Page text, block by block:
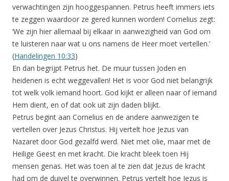
verwachtingen zijn hooggespannen. Petrus heeft immers iets
te zeggen waardoor ze gered kunnen worden! Cornelius zegt:
‘We zijn hier allemaal bij elkaar in aanwezigheid van God om
te luisteren naar wat u ons namens de Heer moet vertellen.’
(Handelingen 10:33)
En dan begrijpt Petrus het. De muur tussen Joden en
heidenen is echt weggevallen! Het is voor God niet belangrijk
tot welk volk iemand hoort. God kijkt er alleen naar of iemand
Hem dient, en of dat ook uit zijn daden blijkt.
Petrus begint aan Cornelius en de andere aanwezigen te
vertellen over Jezus Christus. Hij vertelt hoe Jezus van
Nazaret door God gezalfd werd. Niet met olie, maar met de
Heilige Geest en met kracht. Die kracht bleek toen Hij
mensen genas. Het was toen al te zien dat Jezus de kracht
had om de duivel te overwinnen. Petrus vertelt hoe Jezus is